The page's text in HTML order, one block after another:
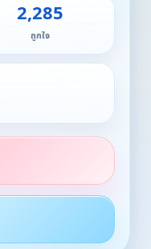
2,285
ถูกใจ